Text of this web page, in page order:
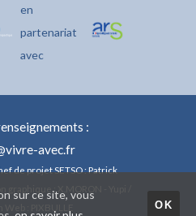
en
partenariat
avec
:
avec.fr
de projet SETSO : Patrick
sur ce site, vous
OK